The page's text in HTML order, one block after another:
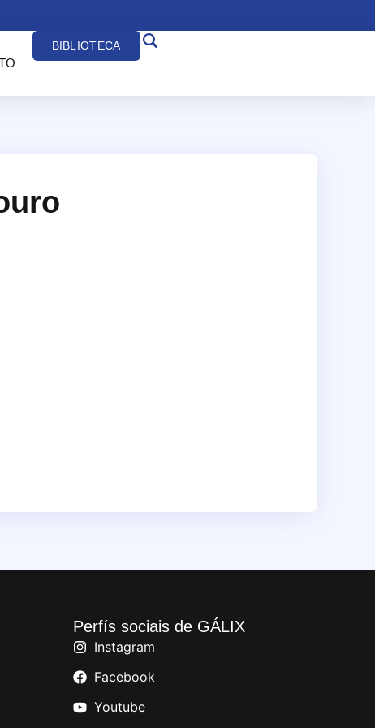
BIBLIOTECA
Perfís sociais de GÁLIX
Instagram
Facebook
Youtube